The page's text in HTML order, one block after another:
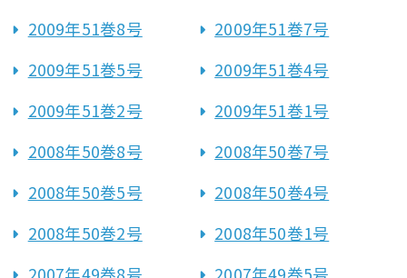
2009年51巻8号
2009年51巻7号
2009年51巻5号
2009年51巻4号
2009年51巻2号
2009年51巻1号
2008年50巻8号
2008年50巻7号
2008年50巻5号
2008年50巻4号
2008年50巻2号
2008年50巻1号